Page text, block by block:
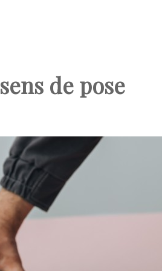
sens de pose